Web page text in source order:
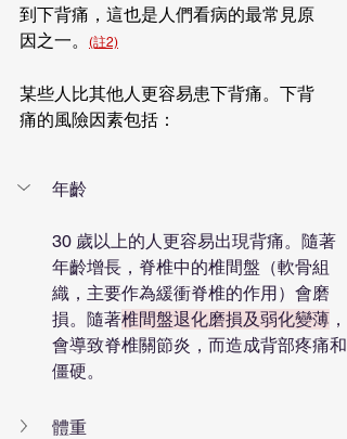
到下背痛，這也是人們看病的最常見原
因之一。
(註2)
某些人比其他人更容易患下背痛。下背
痛的風險因素包括：
年齡
30 歲以上的人更容易出現背痛。隨著
年齡增長，脊椎中的椎間盤（軟骨組
織，主要作為緩衝脊椎的作用）會磨
損。隨著椎間盤退化磨損及弱化變薄 ，
會導致脊椎關節炎，而造成背部疼痛和
僵硬。
體重